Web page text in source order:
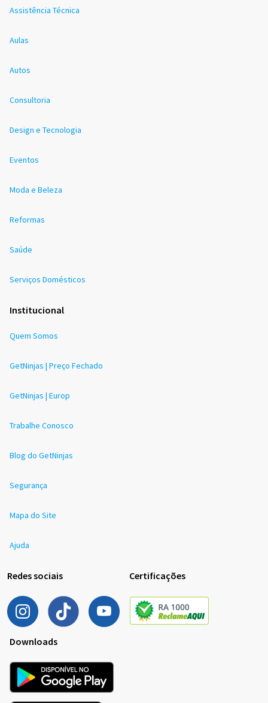
Assistência Técnica
Aulas
Autos
Consultoria
Design e Tecnologia
Eventos
Moda e Beleza
Reformas
Saúde
Serviços Domésticos
Institucional
Quem Somos
GetNinjas | Preço Fechado
GetNinjas | Europ
Trabalhe Conosco
Blog do GetNinjas
Segurança
Mapa do Site
Ajuda
Redes sociais Certificações
Downloads